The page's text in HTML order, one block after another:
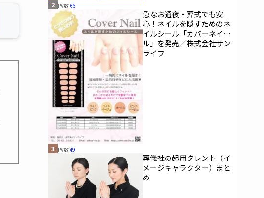
2 PV数 66
急なお通夜・葬式でも安
心！ネイルを隠すためのネ
イルシール「カバーネイ
ル」を発売／株式会社サン
ライフ
3 PV数49
葬儀社の起用タレント（イ
メージキャラクター）まと
め